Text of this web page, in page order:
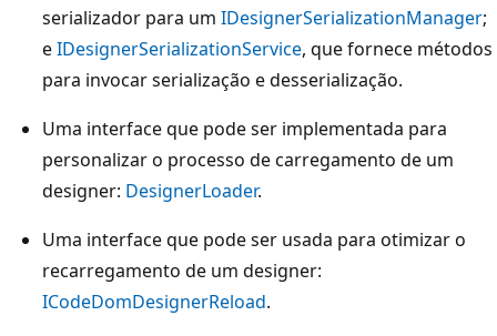
serializador para um IDesignerSerializationManager;
eIDesignerSerializationService, que fornece métodos
para invocar serialização e desserialização.
Uma interface que pode ser implementada para
personalizar o processo de carregamento de um
designer: DesignerLoader.
Uma interface que pode ser usada para otimizar o
recarregamento de um designer:
ICodeDomDesignerReload.